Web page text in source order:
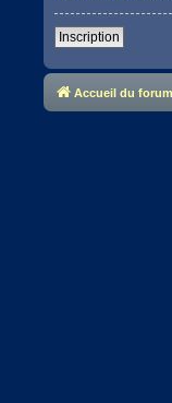
Inscription
Accueil du forum